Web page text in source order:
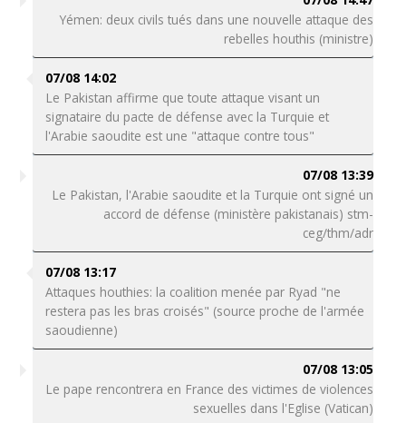
Yémen: deux civils tués dans une nouvelle attaque des
rebelles houthis (ministre)
07/08 14:02
Le Pakistan affirme que toute attaque visant un
signataire du pacte de défense avec la Turquie et
l'Arabie saoudite est une "attaque contre tous"
07/08 13:39
Le Pakistan, l'Arabie saoudite et la Turquie ont signé un
accord de défense (ministère pakistanais) stm-
ceg/thm/adr
07/08 13:17
Attaques houthies: la coalition menée par Ryad "ne
restera pas les bras croisés" (source proche de l'armée
saoudienne)
07/08 13:05
Le pape rencontrera en France des victimes de violences
sexuelles dans l'Eglise (Vatican)